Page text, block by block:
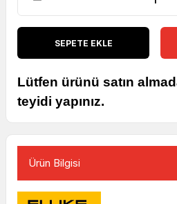
SEPETE EKLE
Lütfen ürünü satın
teyidi yapınız.
Ürün Bilgisi